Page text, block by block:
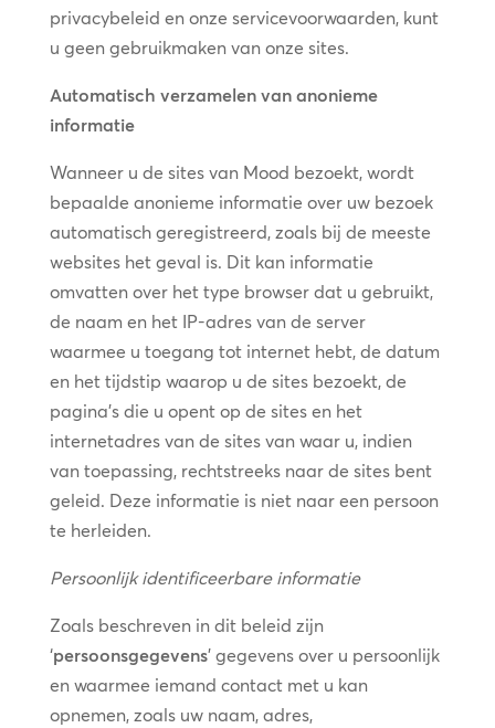
privacybeleid en onze servicevoorwaarden, kunt
u geen gebruikmaken van onze sites.
Automatisch verzamelen van anonieme
informatie
Wanneer u de sites van Mood bezoekt, wordt
bepaalde anonieme informatie over uw bezoek
automatisch geregistreerd, zoals bij de meeste
websites het geval is. Dit kan informatie
omvatten over het type browser dat u gebruikt,
de naam en het IP-adres van de server
waarmee u toegang tot internet hebt, de datum
en het tijdstip waarop u de sites bezoekt, de
pagina’s die u opent op de sites en het
internetadres van de sites van waar u, indien
van toepassing, rechtstreeks naar de sites bent
geleid. Deze informatie is niet naar een persoon
te herleiden.
Persoonlijk identificeerbare informatie
Zoals beschreven in dit beleid zijn
‘persoonsgegevens’ gegevens over u persoonlijk
en waarmee iemand contact met u kan
opnemen, zoals uw naam, adres,